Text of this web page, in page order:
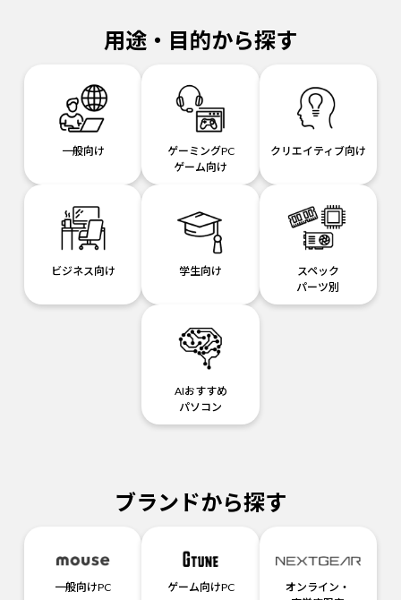
用途・目的から探す
一般向け
ゲーミングPC
ゲーム向け
クリエイティブ向け
ビジネス向け 学生向け
スペック
パーツ別
AIおすすめ
パソコン
ブランドから探す
一般向けPC ゲーム向けPC
オンライン・